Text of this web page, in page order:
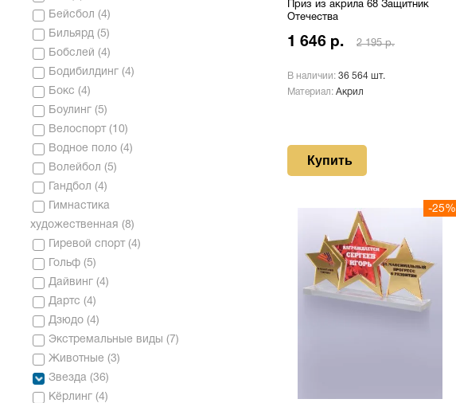
Бейсбол (4)
Бильярд (5)
Бобслей (4)
Бодибилдинг (4)
Бокс (4)
Боулинг (5)
Велоспорт(10)
Водное поло (4)
Волейбол (5)
Гандбол (4)
Гимнастика
художественная (8)
Гиревой спорт(4)
Гольф (5)
Дайвинг (4)
Дартс (4)
Дзюдо (4)
Экстремальные виды ( 7)
Животные (3)
Звезда (36)
Кёрлинг (4)
Приз из акрила 68 Защитник
Отечества
1 646 р. 2 195 р.
В наличии: 36 564 шт.
Материал: Акрил
Купить
-25%